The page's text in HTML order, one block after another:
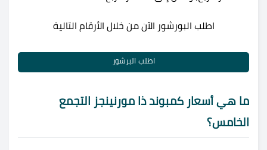
اطلب البورشور الآن من خلال الأرقام التالية
اطلب البرشور
ما هي أسعار كمبوند ذا مورنينجز التجمع
الخامس؟